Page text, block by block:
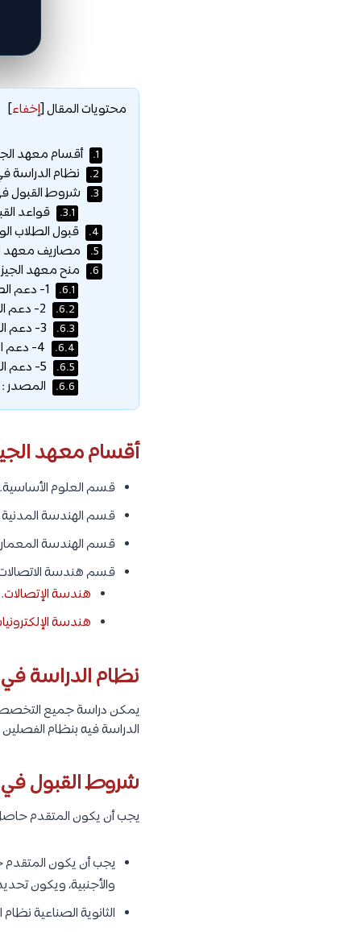
محتويات المقال[إخفاء]
1. أقسام معهد
2. نظام الدراسة
3. شروط القبول
3.1. قواعد
4. قبول الطلاب
5. مصاريف معهد
6. منح معهد
6.1.
6.2.
6.3.
6.4.
6.5.
6.6. المصدر :
أقسام معهد
قسم العلوم الأساسية.
قسم الهندسة
قسم الهندسة
قسم هندسة الاتصالات
هندسة الإتصالات.
هندسة
نظام الدراسة
يمكن دراسة جميع
الدراسة فيه بنظام
شروط القبول في
يجب أن يكون المتقدم حاصل
يجب أن يكون المتقدم
والأجنبية، ويكون
الثانوية الصناعية